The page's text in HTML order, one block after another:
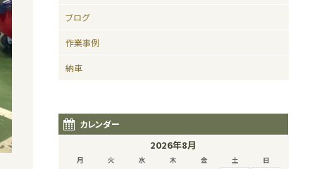
ブログ
作業事例
納車
カレンダー
2026年8月
月 火 水 木 金 土 日